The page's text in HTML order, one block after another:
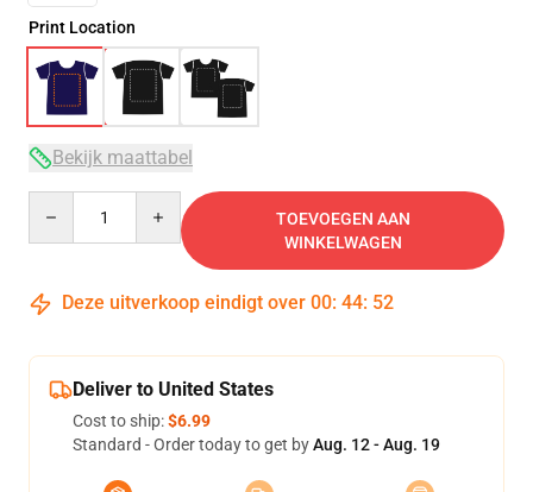
Print Location
Bekijk maattabel
TOEVOEGEN AAN
WINKELWAGEN
Deze uitverkoop eindigt over 00: 44: 51
Deliver to United States
Cost to ship:$6.99
Standard - Order today to get byAug. 12 - Aug. 19